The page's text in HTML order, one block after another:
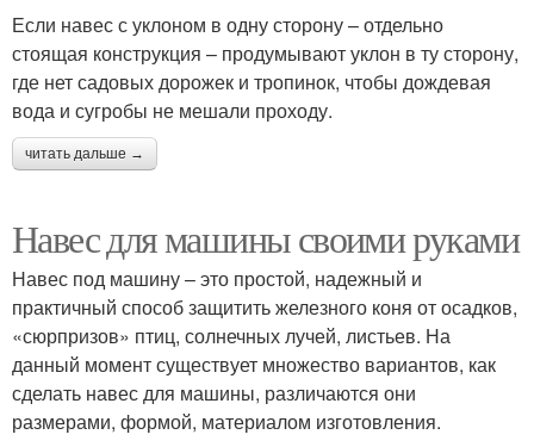
Если навес с уклоном в одну сторону – отдельно
стоящая конструкция – продумывают уклон в ту сторону,
где нет садовых дорожек и тропинок, чтобы дождевая
вода и сугробы не мешали проходу.
читать дальше →
Навес для машины своими руками
Навес под машину – это простой, надежный и
практичный способ защитить железного коня от осадков,
«сюрпризов» птиц, солнечных лучей, листьев. На
данный момент существует множество вариантов, как
сделать навес для машины, различаются они
размерами, формой, материалом изготовления.